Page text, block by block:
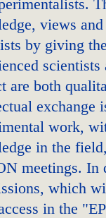
views
by giving
are both
exchange
work,
in the
meetings. In
which
in the